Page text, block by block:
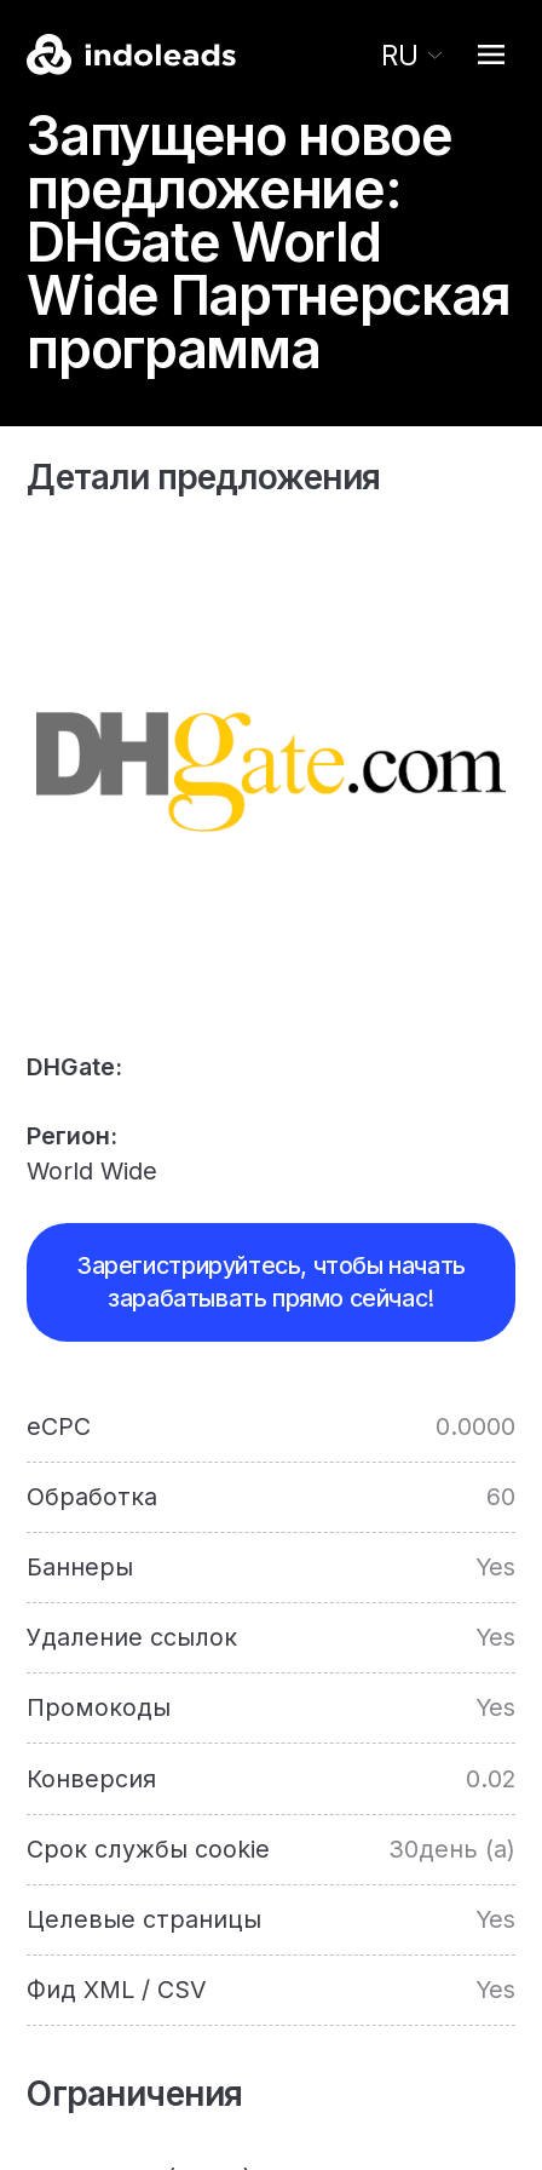
RU
Запущено новое
предложение:
DHGate World
Wide Партнерская
программа
Детали предложения
DHGate:
Регион:
World Wide
Зарегистрируйтесь, чтобы начать
зарабатывать прямо сейчас!
eCPC 0.0000
Обработка 60
Баннеры Yes
Удаление ссылок Yes
Промокоды Yes
Конверсия 0.02
Срок службы cookie 30день (а)
Целевые страницы Yes
Фид XML / CSV Yes
Ограничения